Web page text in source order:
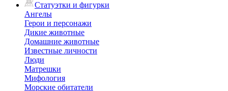
Статуэтки и фигурки
Ангелы
Герои и персонажи
Дикие животные
Домашние животные
Известные личности
Люди
Матрешки
Мифология
Морские обитатели